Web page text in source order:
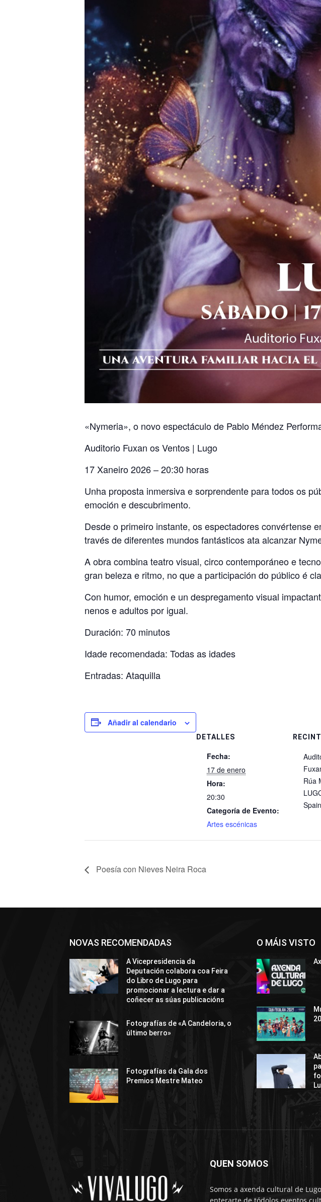
«Nymeria», o novo espectáculo de Pablo Méndez
Auditorio Fuxan os Ventos | Lugo
17 Xaneiro 2026 – 20:30 horas
Unha proposta inmersiva e sorprendente para todos os
emoción e descubrimento.
Desde o primeiro instante, os espectadores convértense
través de diferentes mundos fantásticos ata alcanzar
A obra combina teatro visual, circo contemporáneo e
gran beleza e ritmo, no que a participación do público é
Con humor, emoción e un despregamento visual
nenos e adultos por igual.
Duración: 70 minutos
Idade recomendada: Todas as idades
Entradas: Ataquilla
Añadir al calendario
DETALLES
Fecha:
17 de enero
Hora:
20:30
Categoría de Evento:
Artes escénicas
Rúa
Spain
Poesía con Nieves Neira Roca
NOVAS RECOMENDADAS
A Vicepresidencia da
Deputación colabora coa Feira
do Libro de Lugo para
promocionar a lectura e dar a
coñecer as súas publicacións
Fotografías de «A Candeloria, o
último berro»
Fotografías da Gala dos
Premios Mestre Mateo
O MÁIS VISTO
QUEN SOMOS
Somos a axenda cultural de
enterarte de tódolos eventos